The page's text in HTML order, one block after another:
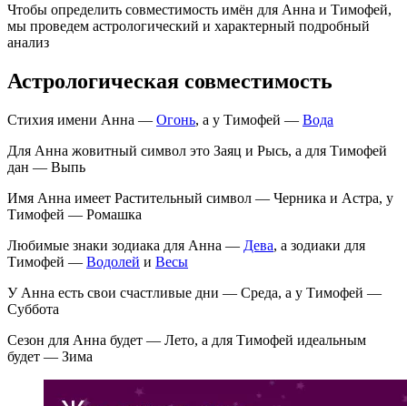
Чтобы определить совместимость имён для Анна и Тимофей,
мы проведем астрологический и характерный подробный
анализ
Астрологическая совместимость
Стихия имени Анна — Огонь, а у Тимофей — Вода
Для Анна жовитный символ это Заяц и Рысь, а для Тимофей
дан — Выпь
Имя Анна имеет Растительный символ — Черника и Астра, у
Тимофей — Ромашка
Любимые знаки зодиака для Анна — Дева, а зодиаки для
Тимофей — Водолей и Весы
У Анна есть свои счастливые дни — Среда, а у Тимофей —
Суббота
Сезон для Анна будет — Лето, а для Тимофей идеальным
будет — Зима